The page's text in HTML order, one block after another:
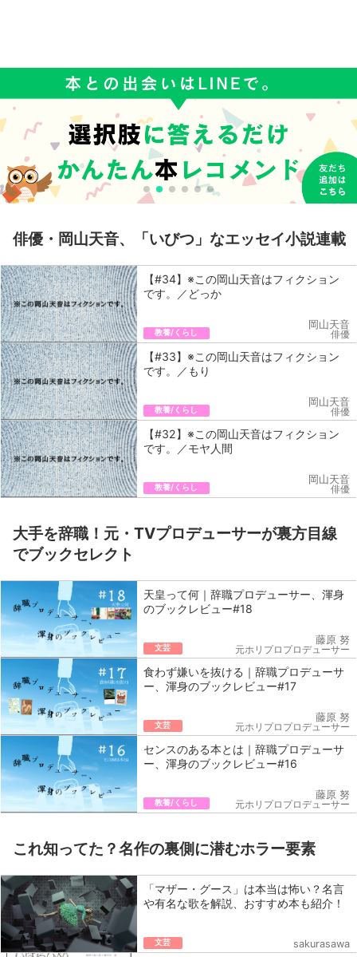
俳優・岡山天音、「いびつ」なエッセイ小説連載
【#34】※この岡山天音はフィクション
です。／どっか
教養/くらし
岡山天音
俳優
【#33】※この岡山天音はフィクション
です。／もり
教養/くらし
岡山天音
俳優
【#32】※この岡山天音はフィクション
です。／モヤ人間
教養/くらし
岡山天音
俳優
大手を辞職！元・TVプロデューサーが裏方目線
でブックセレクト
天皇って何｜辞職プロデューサー、渾身
のブックレビュー#18
文芸
藤原 努
元ホリプロプロデューサー
食わず嫌いを抜ける｜辞職プロデューサ
ー、渾身のブックレビュー#17
文芸
藤原 努
元ホリプロプロデューサー
センスのある本とは｜辞職プロデューサ
ー、渾身のブックレビュー#16
教養/くらし
藤原 努
元ホリプロプロデューサー
これ知ってた？名作の裏側に潜むホラー要素
「マザー・グース」は本当は怖い？名言
や有名な歌を解説、おすすめ本も紹介！
文芸 sakurasawa